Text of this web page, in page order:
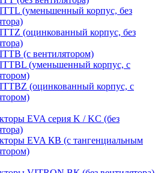
(уменьшенный корпус, без
(оцинкованный корпус, без
(с вентилятором)
(уменьшенный корпус, с
(оцинкованный корпус, с
EVA серия K / KC (без
EVA КВ (с тангенциальным